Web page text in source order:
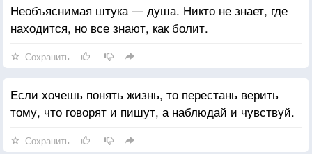
Необъяснимая штука — душа. Никто не знает, где
находится, но все знают, как болит.
Сохранить
Если хочешь понять жизнь, то перестань верить
тому, что говорят и пишут, а наблюдай и чувствуй.
Сохранить